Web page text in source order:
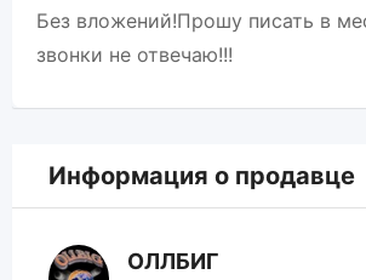
Без вложений!Прошу писать в
звонки не отвечаю!!!
Информация о продавце
ОЛЛБИГ